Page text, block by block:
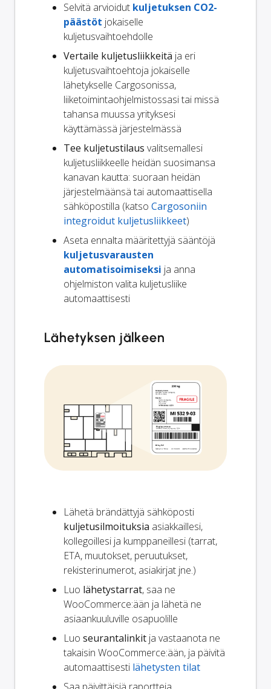
Selvitä arvioidut kuljetuksen CO2-
päästöt jokaiselle
kuljetusvaihtoehdolle
Vertaile kuljetusliikkeitä ja eri
kuljetusvaihtoehtoja jokaiselle
lähetykselle Cargosonissa,
liiketoimintaohjelmistossasi tai missä
tahansa muussa yrityksesi
käyttämässä järjestelmässä
Tee kuljetustilaus valitsemallesi
kuljetusliikkeelle heidän suosimansa
kanavan kautta: suoraan heidän
järjestelmäänsä tai automaattisella
sähköpostilla (katso Cargosoniin
integroidut kuljetusliikkeet)
Aseta ennalta määritettyjä sääntöjä
kuljetusvarausten
automatisoimiseksi ja anna
ohjelmiston valita kuljetusliike
automaattisesti
Lähetyksen jälkeen
Lähetä brändättyjä sähköposti
kuljetusilmoituksia asiakkaillesi,
kollegoillesi ja kumppaneillesi (tarrat,
ETA, muutokset, peruutukset,
rekisterinumerot, asiakirjat jne.)
Luo lähetystarrat, saa ne
WooCommerce:ään ja lähetä ne
asiaankuuluville osapuolille
Luo seurantalinkit ja vastaanota ne
takaisin WooCommerce:ään, ja päivitä
automaattisesti lähetysten tilat